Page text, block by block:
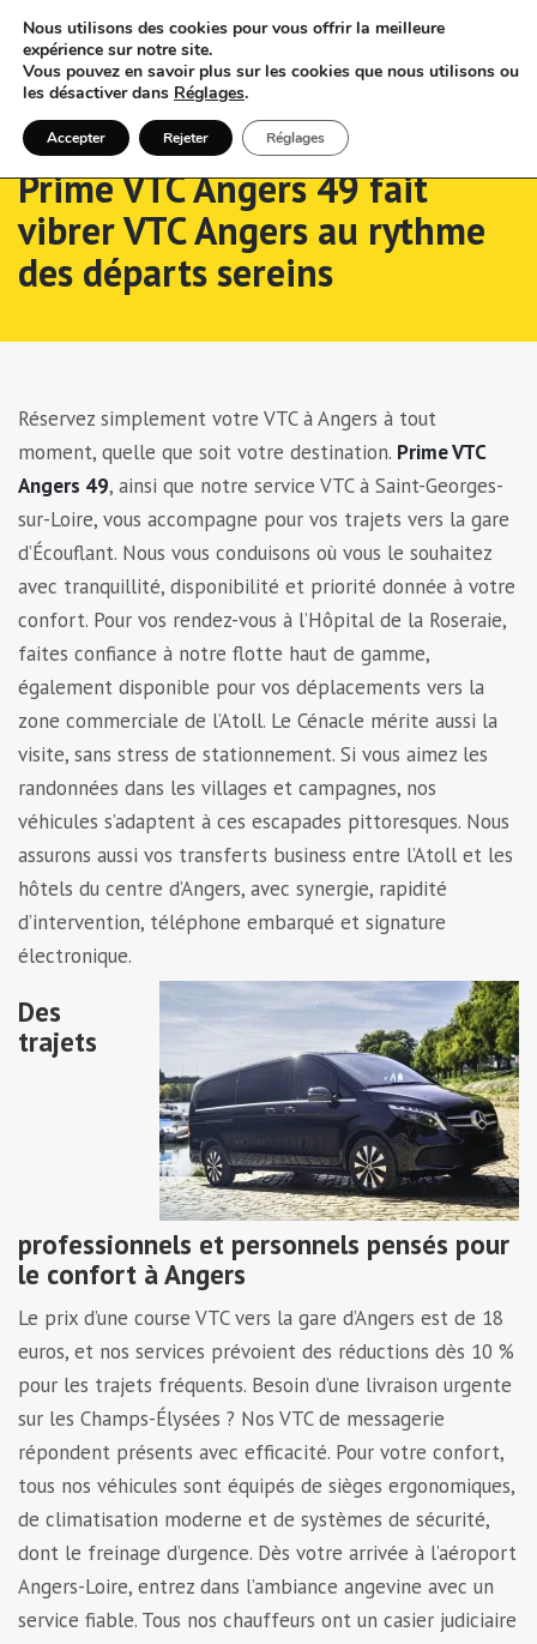
Prime VTC Angers 49 fait
vibrer VTC Angers au rythme
des départs sereins
Réservez simplement votre VTC à Angers à tout
moment, quelle que soit votre destination. Prime VTC
Angers 49, ainsi que notre service VTC à Saint-Georges-
sur-Loire, vous accompagne pour vos trajets vers la gare
d’Écouflant. Nous vous conduisons où vous le souhaitez
avec tranquillité, disponibilité et priorité donnée à votre
confort. Pour vos rendez-vous à l’Hôpital de la Roseraie,
faites confiance à notre flotte haut de gamme,
également disponible pour vos déplacements vers la
zone commerciale de l’Atoll. Le Cénacle mérite aussi la
visite, sans stress de stationnement. Si vous aimez les
randonnées dans les villages et campagnes, nos
véhicules s’adaptent à ces escapades pittoresques. Nous
assurons aussi vos transferts business entre l’Atoll et les
hôtels du centre d’Angers, avec synergie, rapidité
d’intervention, téléphone embarqué et signature
électronique.
Des
trajets
professionnels et personnels pensés pour
le confort à Angers
Le prix d’une course VTC vers la gare d’Angers est de 18
euros, et nos services prévoient des réductions dès 10 %
pour les trajets fréquents. Besoin d’une livraison urgente
sur les Champs-Élysées ? Nos VTC de messagerie
répondent présents avec efficacité. Pour votre confort,
tous nos véhicules sont équipés de sièges ergonomiques,
de climatisation moderne et de systèmes de sécurité,
dont le freinage d’urgence. Dès votre arrivée à l’aéroport
Angers-Loire, entrez dans l’ambiance angevine avec un
service fiable. Tous nos chauffeurs ont un casier judiciaire
Nous utilisons des cookies pour vous offrir la meilleure
expérience sur notre site.
Vous pouvez en savoir plus sur les cookies que nous utilisons ou
les désactiver dans Réglages.
Accepter Rejeter Réglages